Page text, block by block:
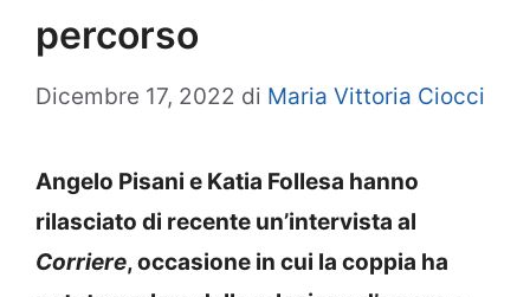
percorso
Dicembre 17, 2022 di Maria Vittoria Ciocci
Angelo Pisani e Katia Follesa hanno
rilasciato di recente un’intervista al
Corriere, occasione in cui la coppia ha